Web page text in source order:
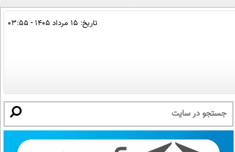
تاریخ: ۱۵ مرداد ۱۴۰۵ - ۰۳:۵۵